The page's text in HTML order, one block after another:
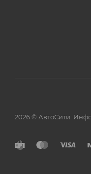
2026 © АвтоСити.